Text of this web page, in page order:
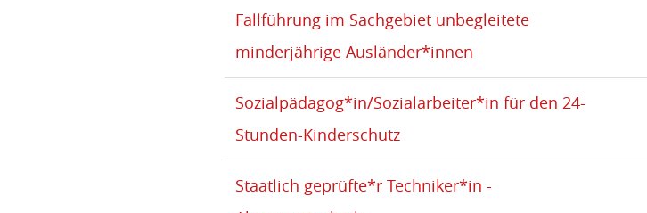
Fallführung im Sachgebiet unbegleitete
minderjährige Ausländer*innen
Sozialpädagog*in/Sozialarbeiter*in für den 24-
Stunden-Kinderschutz
Staatlich geprüfte*r Techniker*in -